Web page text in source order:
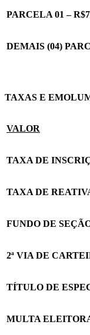
PARCELA 01 –
DEMAIS (04)
TAXAS E
VALOR
TAXA DE
TAXA DE
FUNDO DE
2ª VIA DE
TÍTULO DE
MULTA